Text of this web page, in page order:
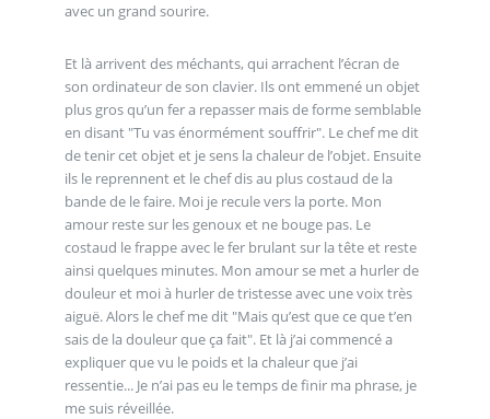
avec un grand sourire.
Et là arrivent des méchants, qui arrachent l’écran de
son ordinateur de son clavier. Ils ont emmené un objet
plus gros qu’un fer a repasser mais de forme semblable
en disant "Tu vas énormément souffrir". Le chef me dit
de tenir cet objet et je sens la chaleur de l’objet. Ensuite
ils le reprennent et le chef dis au plus costaud de la
bande de le faire. Moi je recule vers la porte. Mon
amour reste sur les genoux et ne bouge pas. Le
costaud le frappe avec le fer brulant sur la tête et reste
ainsi quelques minutes. Mon amour se met a hurler de
douleur et moi à hurler de tristesse avec une voix très
aiguë. Alors le chef me dit "Mais qu’est que ce que t’en
sais de la douleur que ça fait". Et là j’ai commencé a
expliquer que vu le poids et la chaleur que j’ai
ressentie... Je n’ai pas eu le temps de finir ma phrase, je
me suis réveillée.